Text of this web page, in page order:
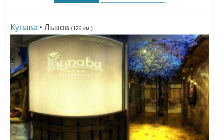
Купава • Львов (126 км.)